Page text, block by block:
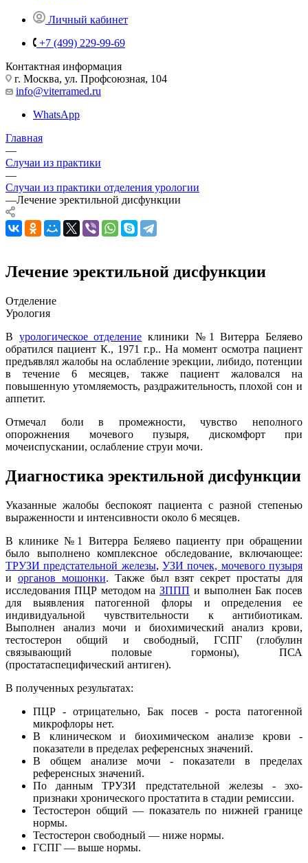
Личный кабинет
+7 (499) 229-99-69
Контактная информация
г. Москва, ул. Профсоюзная, 104
info@viterramed.ru
WhatsApp
Главная
—
Случаи из практики
—
Случаи из практики отделения урологии
—Лечение эректильной дисфункции
Лечение эректильной дисфункции
Отделение
Урология
В урологическое отделение клиники №1 Витерра Беляево
обратился пациент К., 1971 г.р.. На момент осмотра пациент
предъявлял жалобы на ослабление эрекции, либидо, потенции
в течение 6 месяцев, также пациент жаловался на
повышенную утомляемость, раздражительность, плохой сон и
аппетит.
Отмечал боли в промежности, чувство неполного
опорожнения мочевого пузыря, дискомфорт при
мочеиспускании, ослабление струи мочи.
Диагностика эректильной дисфункции
Указанные жалобы беспокоят пациента с разной степенью
выраженности и интенсивности около 6 месяцев.
В клинике №1 Витерра Беляево пациенту при обращении
было выполнено комплексное обследование, включающее:
ТРУЗИ предстательной железы,УЗИ почек, мочевого пузыря
и органов мошонки. Также был взят секрет простаты для
исследования ПЦР методом на ЗППП и выполнен Бак посев
для выявления патогенной флоры и определения ее
индивидуальной чувствительности к антибиотикам.
Выполнен анализ мочи и биохимический анализ крови,
тестостерон общий и свободный, ГСПГ (глобулин
связывающий половые гормоны), ПСА
(простатаспецифический антиген).
В полученных результатах:
ПЦР - отрицательно, Бак посев - роста патогенной
микрофлоры нет.
В клиническом и биохимическом анализе крови -
показатели в пределах референсных значений.
В общем анализе мочи - показатели в пределах
референсных значений.
По данным ТРУЗИ предстательной железы - эхо-
признаки хронического простатита в стадии ремиссии.
Тестостерон общий — показатель по нижней границе
нормы.
Тестостерон свободный — ниже нормы.
ГСПГ — выше нормы.